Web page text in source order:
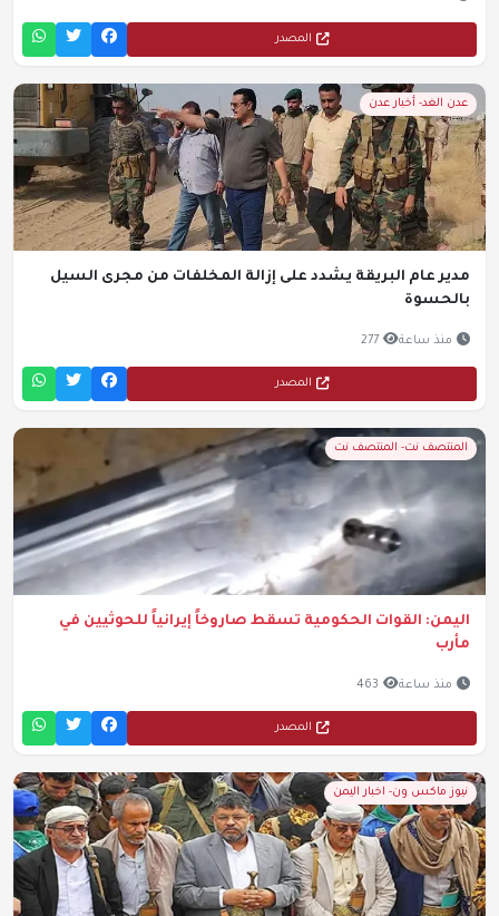
المصدر
عدن الغد- أخبار عدن
مدير عام البريقة يشدد على إزالة المخلفات من مجرى السيل
بالحسوة
منذ ساعة 277
المصدر
المنتصف نت- المنتصف نت
اليمن: القوات الحكومية تسقط صاروخاً إيرانياً للحوثيين في
مأرب
منذ ساعة 463
المصدر
نيوز ماكس ون- اخبار اليمن